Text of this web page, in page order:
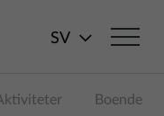
SV
Boende